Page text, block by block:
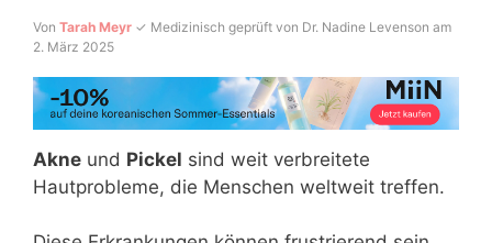
Von Tarah Meyr ✓ Medizinisch geprüft von Dr. Nadine Levenson am
2. März 2025
Akne und Pickel sind weit verbreitete
Hautprobleme, die Menschen weltweit treffen.